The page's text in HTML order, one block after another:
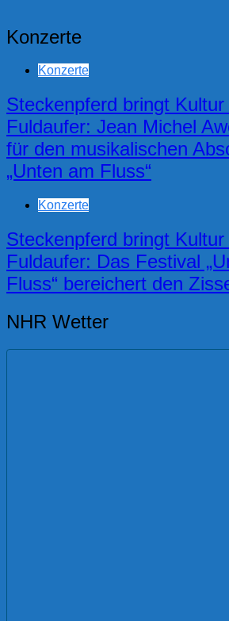
Konzerte
Konzerte
Steckenpferd bringt Kultur
Fuldaufer: Jean Michel
für den musikalischen
„Unten am Fluss“
Konzerte
Steckenpferd bringt Kultur
Fuldaufer: Das Festival
Fluss“ bereichert den
NHR Wetter